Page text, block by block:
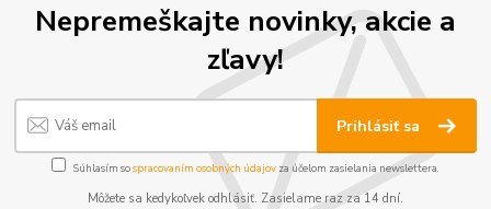
Nepremeškajte novinky, akcie a
zľavy!
Prihlásiť sa
Súhlasím sospracovaním osobných údajov za účelom zasielania newslettera.
Môžete sa kedykoľvek odhlásiť. Zasielame raz za 14 dní.